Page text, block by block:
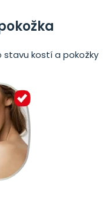
stavu kostí a pokožky